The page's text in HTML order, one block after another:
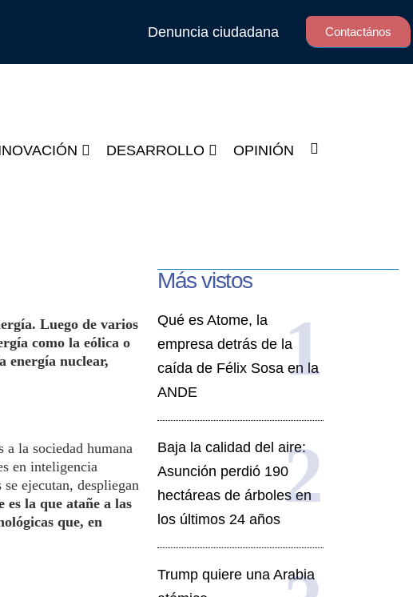
Denuncia ciudadana Contactános
DESARROLLO OPINIÓN
Luego de varios
como la eólica o
energía nuclear,
a la sociedad humana
en inteligencia
ejecutan, despliegan
la que atañe a las
que, en
Más vistos
Qué es Atome, la
empresa detrás de la
caída de Félix Sosa en la
ANDE
Baja la calidad del aire:
Asunción perdió 190
hectáreas de árboles en
los últimos 24 años
Trump quiere una Arabia